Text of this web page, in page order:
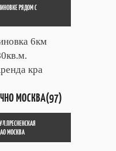
РЯДОМ С
6км
кра
МОСКВА(97)
МОСКВА